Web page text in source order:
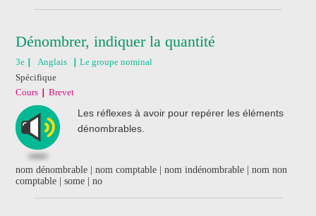
Dénombrer, indiquer la quantité
3e Anglais
Le groupe nominal
Spécifique
Cours
Brevet
Les réflexes à avoir pour repérer les éléments
dénombrables.
nom dénombrable | nom comptable | nom indénombrable | nom non
comptable | some | no